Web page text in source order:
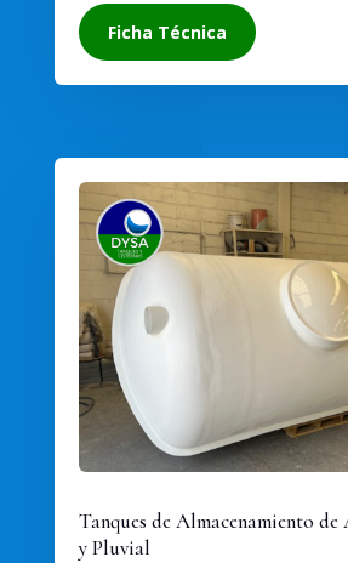
Ficha Técnica
Tanques de Almacenamiento
y Pluvial